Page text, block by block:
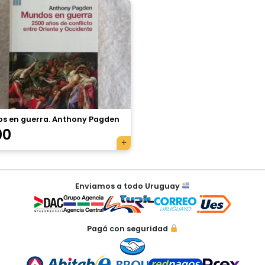
en guerra. Anthony Pagden
Enviamos a todo Uruguay
Pagá con seguridad